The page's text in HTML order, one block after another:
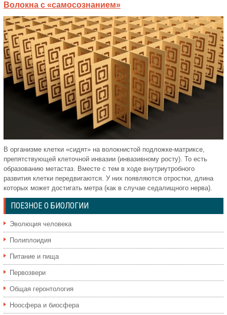
Волокна с «самосознанием»
В организме клетки «сидят» на волокнистой подложке-матриксе,
препятствующей клеточной инвазии (инвазивному росту). То есть
образованию метастаз. Вместе с тем в ходе внутриутробного
развития клетки передвигаются. У них появляются отростки, длина
которых может достигать метра (как в случае седалищного нерва).
ПОЕЗНОЕ О БИОЛОГИИ
Эволюция человека
Полиплоидия
Питание и пища
Первозвери
Общая геронтология
Ноосфера и биосфера